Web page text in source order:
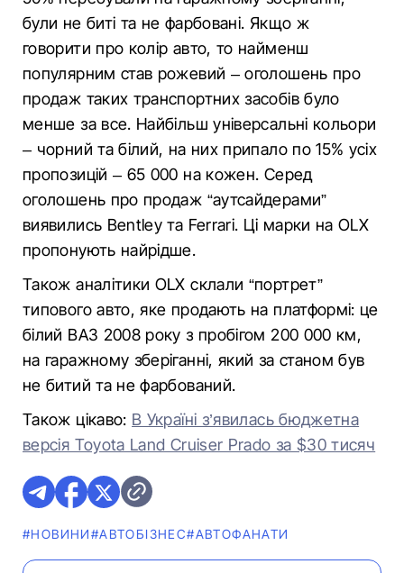
були не биті та не фарбовані. Якщо ж
говорити про колір авто, то найменш
популярним став рожевий – оголошень про
продаж таких транспортних засобів було
менше за все. Найбільш універсальні кольори
– чорний та білий, на них припало по 15% усіх
пропозицій – 65 000 на кожен. Серед
оголошень про продаж “аутсайдерами”
виявились Bentley та Ferrari. Ці марки на OLX
пропонують найрідше.
Також аналітики OLX склали “портрет”
типового авто, яке продають на платформі: це
білий ВАЗ 2008 року з пробігом 200 000 км,
на гаражному зберіганні, який за станом був
не битий та не фарбований.
Також цікаво: В Україні з’явилась бюджетна
версія Toyota Land Cruiser Prado за $30 тисяч
#НОВИНИ#АВТОБІЗНЕС#АВТОФАНАТИ